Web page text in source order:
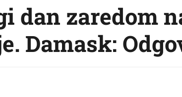
dan zaredom
Damask: